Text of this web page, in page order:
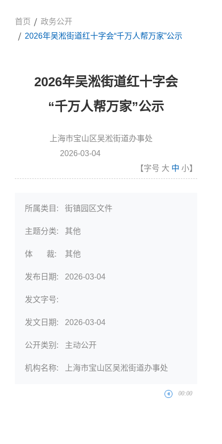
首页
政务公开
2026年吴淞街道红十字会“千万人帮万家”公示
2026年吴淞街道红十字会
“千万人帮万家”公示
上海市宝山区吴淞街道办事处
2026-03-04
【字号 大 中 小】
所属类目: 街镇园区文件
主题分类: 其他
体 裁: 其他
发布日期: 2026-03-04
发文字号:
发文日期: 2026-03-04
公开类别: 主动公开
机构名称: 上海市宝山区吴淞街道办事处